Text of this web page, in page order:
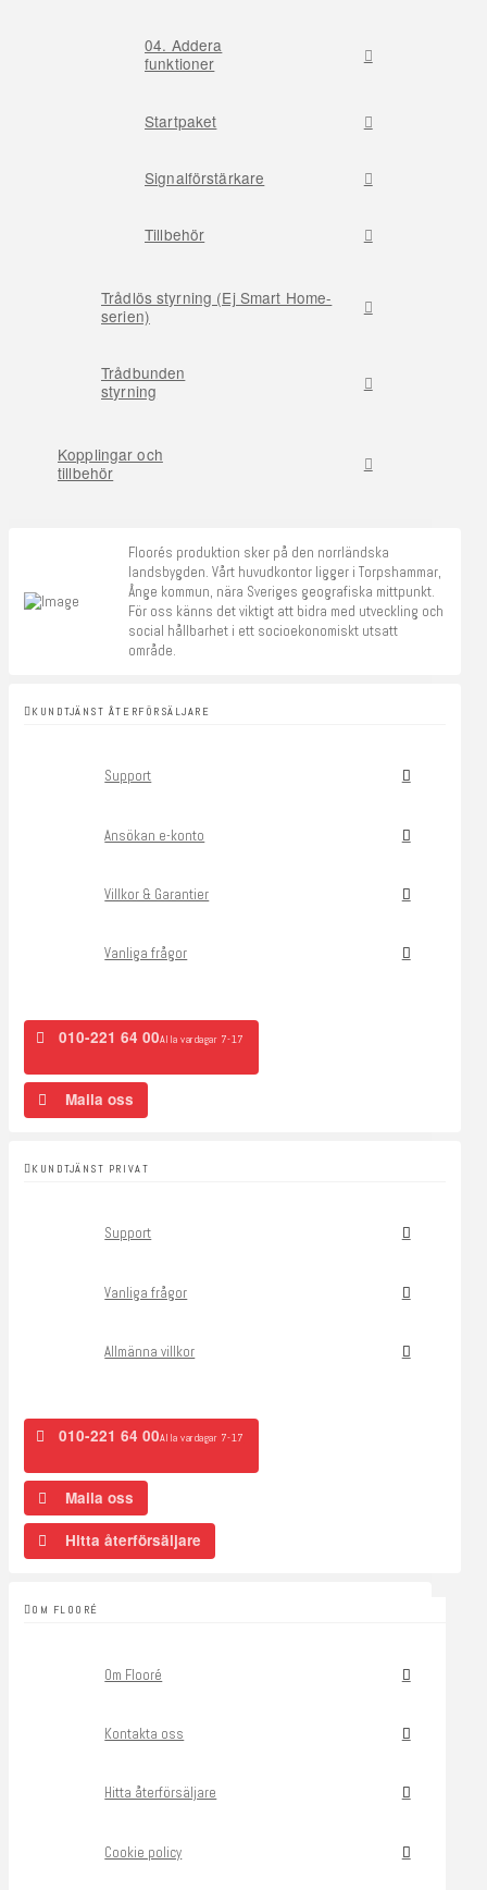
04. Addera
funktioner
Startpaket
Signalförstärkare
Tillbehör
Trådlös styrning (Ej Smart Home-
serien)
Trådbunden
styrning
Kopplingar och
tillbehör
Floorés produktion sker på den norrländska
landsbygden. Vårt huvudkontor ligger i Torpshammar,
Ånge kommun, nära Sveriges geografiska mittpunkt.
För oss känns det viktigt att bidra med utveckling och
social hållbarhet i ett socioekonomiskt utsatt
område.
KUNDTJÄNST ÅTERFÖRSÄLJARE
Support
Ansökan e-konto
Villkor & Garantier
Vanliga frågor
010-221 64 00Alla vardagar 7-17
Maila oss
KUNDTJÄNST PRIVAT
Support
Vanliga frågor
Allmänna villkor
010-221 64 00Alla vardagar 7-17
Maila oss
Hitta återförsäljare
OM FLOORÉ
Om Flooré
Kontakta oss
Hitta återförsäljare
Cookie policy